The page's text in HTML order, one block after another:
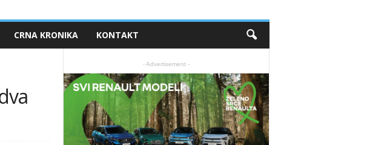
CRNA KRONIKA KONTAKT
- Advertisement -